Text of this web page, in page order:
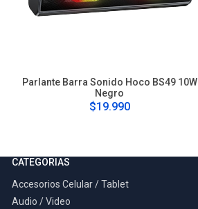
Parlante Barra Sonido Hoco BS49 10W
Negro
$19.990
CATEGORIAS
Accesorios Celular / Tablet
Audio / Video